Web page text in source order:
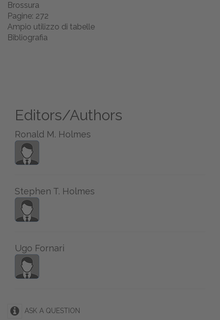
Brossura
Pagine: 272
Ampio utilizzo di tabelle
Bibliografia
Editors/Authors
Ronald M. Holmes
Stephen T. Holmes
Ugo Fornari
ASK A QUESTION